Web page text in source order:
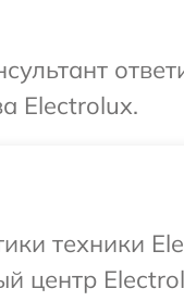
Electrolux.
техники
центр